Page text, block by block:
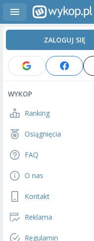
ZALOGUJ SIĘ
WYKOP
Ranking
Osiągnięcia
FAQ
O nas
Kontakt
Reklama
Regulamin